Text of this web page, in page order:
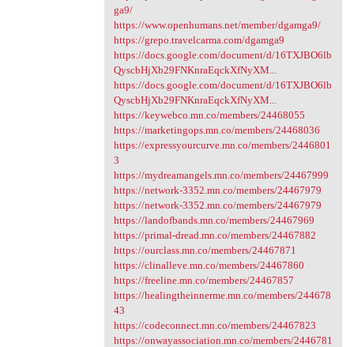
ga9/
https://www.openhumans.net/member/dgamga9/
https://grepo.travelcarma.com/dgamga9
https://docs.google.com/document/d/16TXJBO6lb
QyscbHjXb29FNKnraEqckXfNyXM...
https://docs.google.com/document/d/16TXJBO6lb
QyscbHjXb29FNKnraEqckXfNyXM...
https://keywebco.mn.co/members/24468055
https://marketingops.mn.co/members/24468036
https://expressyourcurve.mn.co/members/2446801
3
https://mydreamangels.mn.co/members/24467999
https://network-3352.mn.co/members/24467979
https://network-3352.mn.co/members/24467979
https://landofbands.mn.co/members/24467969
https://primal-dread.mn.co/members/24467882
https://ourclass.mn.co/members/24467871
https://clinalleve.mn.co/members/24467860
https://freeline.mn.co/members/24467857
https://healingtheinnerme.mn.co/members/244678
43
https://codeconnect.mn.co/members/24467823
https://onwayassociation.mn.co/members/2446781